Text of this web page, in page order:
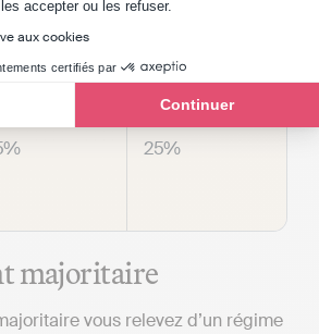
accepter ou les refuser.
aux cookies
certifiés par
Continuer
25%
majoritaire
vous relevez d’un régime